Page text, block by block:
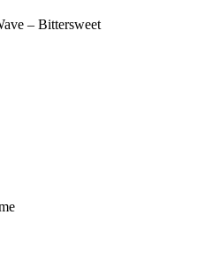
– Bittersweet